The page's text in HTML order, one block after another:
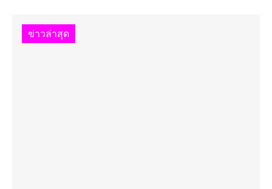
ข่าวล่าสุด